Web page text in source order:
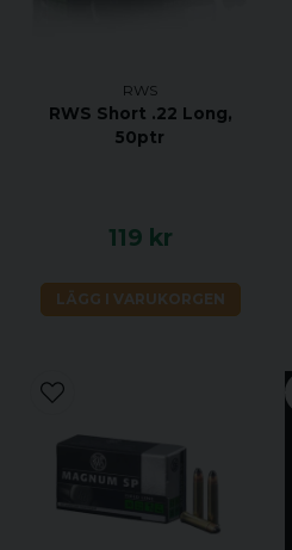
RWS
RWS Short .22 Long,
50ptr
119 kr
LÄGG I VARUKORGEN